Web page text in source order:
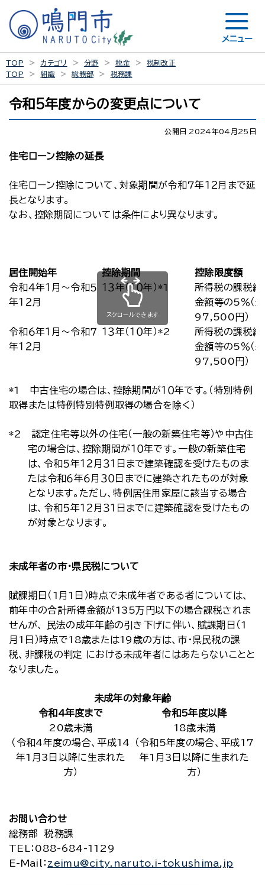
メニュー
TOP カテゴリ 分野 税金
税制改正
TOP
組織 総務部 税務課
令和5年度からの変更点について
公開日 2024年04月25日
住宅ローン控除の延長
住宅ローン控除について、対象期間が令和7年１２月まで延
長となります。
なお、控除期間については条件により異なります。
居住開始年 控除期間
控除限度額
令和４年１月～令和５
年１２月
１３年（１０年）*1
所得税の課税総
金額等の5％（
97,500円）
令和６年１月～令和７
年１２月
１３年（１０年）*2
所得税の課税総
金額等の5％（
97,500円）
スクロールできます
*1 中古住宅の場合は、控除期間が１０年です。（特別特例
取得または特例特別特例取得の場合を除く）
*2 認定住宅等以外の住宅（一般の新築住宅等）や中古住
宅の場合は、控除期間が１０年です。一般の新築住宅
は、令和５年１２月３１日まで建築確認を受けたものま
たは令和６年６月３０日までに建築されたものが対象
となります。ただし、特例居住用家屋に該当する場合
は、令和５年１２月３１日までに建築確認を受けたもの
が対象となります。
未成年者の市・県民税について
賦課期日（1月1日）時点で未成年者である者については、
前年中の合計所得金額が135万円以下の場合課税されま
せんが、 民法の成年年齢の引き下げに伴い、賦課期日（1
月1日）時点で18歳または19歳の方は、市・県民税の課
税、非課税の判定 における未成年者にはあたらないことと
なりました。
未成年の対象年齢
令和4年度まで
令和5年度以降
20歳未満
（令和4年度の場合、平成14
年1月3日以降に生まれた
方）
18歳未満
（令和5年度の場合、平成17
年1月3日以降に生まれた
方）
お問い合わせ
総務部 税務課
TEL
：088-684-1129
E-Mail
： zeimu@city.naruto.i-tokushima.jp